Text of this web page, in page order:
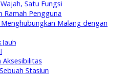
Satu Fungsi
Ramah Pengguna
Malang dengan
Jauh
Stasiun